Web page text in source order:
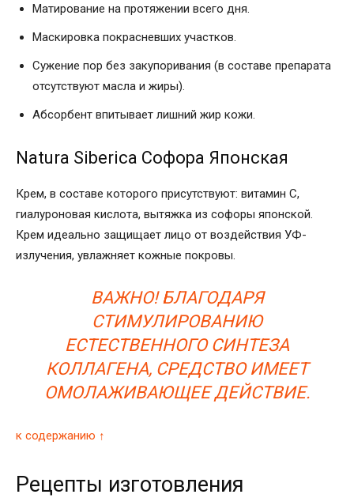
Матирование на протяжении всего дня.
Маскировка покрасневших участков.
Сужение пор без закупоривания (в составе препарата
отсутствуют масла и жиры).
Абсорбент впитывает лишний жир кожи.
Natura Siberica Софора Японская
Крем, в составе которого присутствуют: витамин С,
гиалуроновая кислота, вытяжка из софоры японской.
Крем идеально защищает лицо от воздействия УФ-
излучения, увлажняет кожные покровы.
ВАЖНО! БЛАГОДАРЯ
СТИМУЛИРОВАНИЮ
ЕСТЕСТВЕННОГО СИНТЕЗА
КОЛЛАГЕНА, СРЕДСТВО ИМЕЕТ
ОМОЛАЖИВАЮЩЕЕ ДЕЙСТВИЕ.
к содержанию ↑
Рецепты изготовления